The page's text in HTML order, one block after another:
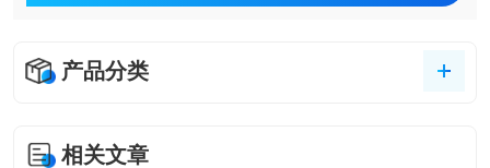
产品分类
相关文章